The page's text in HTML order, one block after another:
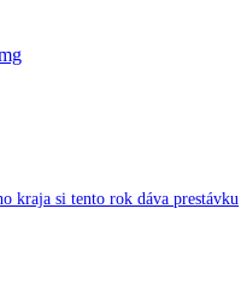
kraja si tento rok dáva prestávku